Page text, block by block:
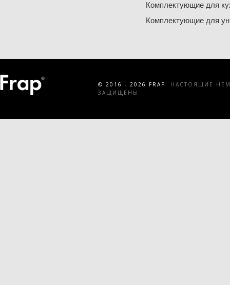
Комплектующие для
Комплектующие для
© 2016 - 2026 FRAP.
НАСТОЯЩИЕ
ЗАЩИЩЕНЫ